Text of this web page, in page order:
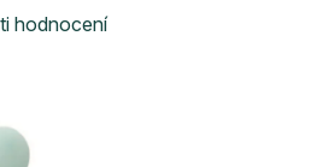
hodnocení